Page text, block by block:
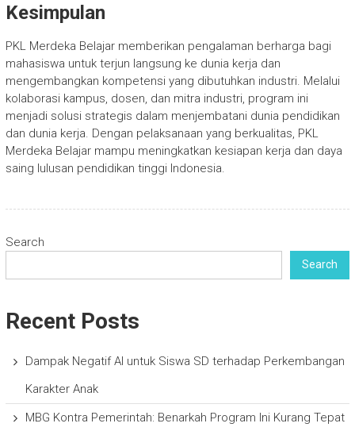
Kesimpulan
PKL Merdeka Belajar memberikan pengalaman berharga bagi
mahasiswa untuk terjun langsung ke dunia kerja dan
mengembangkan kompetensi yang dibutuhkan industri. Melalui
kolaborasi kampus, dosen, dan mitra industri, program ini
menjadi solusi strategis dalam menjembatani dunia pendidikan
dan dunia kerja. Dengan pelaksanaan yang berkualitas, PKL
Merdeka Belajar mampu meningkatkan kesiapan kerja dan daya
saing lulusan pendidikan tinggi Indonesia.
Search
Search
Recent Posts
Dampak Negatif AI untuk Siswa SD terhadap Perkembangan
Karakter Anak
MBG Kontra Pemerintah: Benarkah Program Ini Kurang Tepat